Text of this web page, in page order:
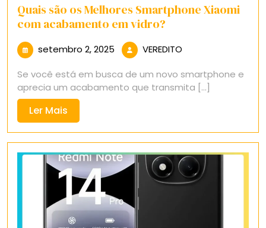
Quais são os Melhores Smartphone Xiaomi
com acabamento em vidro?
setembro 2, 2025 setembro
2025
VEREDITO
Se você está em busca de um novo smartphone e
aprecia um acabamento que transmita [...]
Ler Mais
Mais